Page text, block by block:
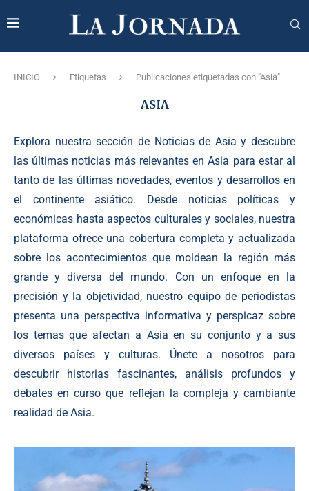
INICIO Etiquetas Publicaciones etiquetadas con "Asia"
ASIA
Explora nuestra sección de Noticias de Asia y descubre
las últimas noticias más relevantes en Asia para estar al
tanto de las últimas novedades, eventos y desarrollos en
el continente asiático. Desde noticias políticas y
económicas hasta aspectos culturales y sociales, nuestra
plataforma ofrece una cobertura completa y actualizada
sobre los acontecimientos que moldean la región más
grande y diversa del mundo. Con un enfoque en la
precisión y la objetividad, nuestro equipo de periodistas
presenta una perspectiva informativa y perspicaz sobre
los temas que afectan a Asia en su conjunto y a sus
diversos países y culturas. Únete a nosotros para
descubrir historias fascinantes, análisis profundos y
debates en curso que reflejan la compleja y cambiante
realidad de Asia.